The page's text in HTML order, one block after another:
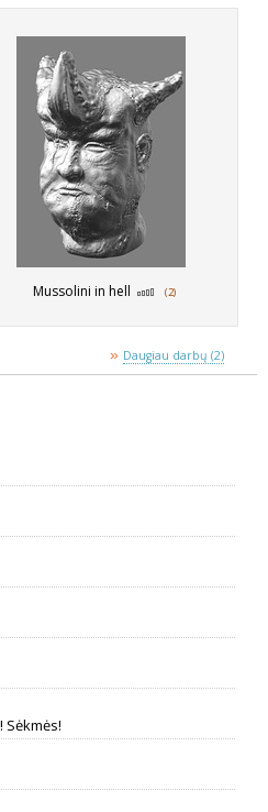
Mussolini in hell (2)
» Daugiau darbų (2)